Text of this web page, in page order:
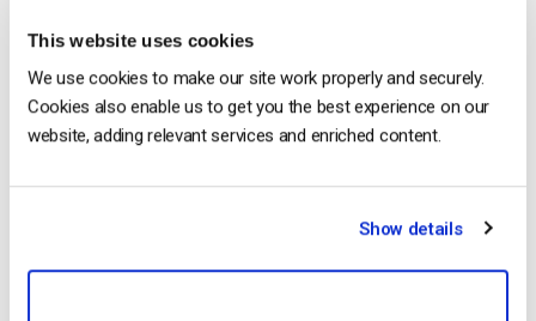
This website uses cookies
We use cookies to make our site work properly and securely.
Cookies also enable us to get you the best experience on our
website, adding relevant services and enriched content.
Show details
Jose Guevara
Onboarding team and started working with
service/engagement and live streaming